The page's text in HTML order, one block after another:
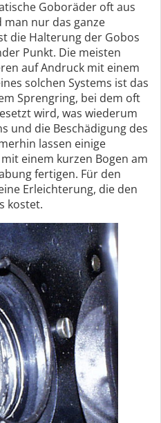
Goboräder oft aus
man nur das ganze
die Halterung der Gobos
Punkt. Die meisten
auf Andruck mit einem
solchen Systems ist das
Sprengring, bei dem oft
wird, was wiederum
und die Beschädigung des
lassen einige
einem kurzen Bogen am
fertigen. Für den
Erleichterung, die den
kostet.